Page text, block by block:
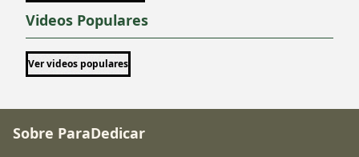
Videos Populares
Ver videos populares
Sobre ParaDedicar